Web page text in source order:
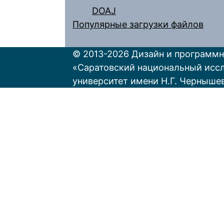
DOAJ
Популярные загрузки файлов
© 2013-2026 Дизайн и
«Саратовский национальный
университет имени Н.Г.